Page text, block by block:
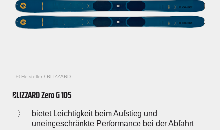
© Hersteller / BLIZZARD
BLIZZARD Zero G 105
bietet Leichtigkeit beim Aufstieg und
uneingeschränkte Performance bei der Abfahrt